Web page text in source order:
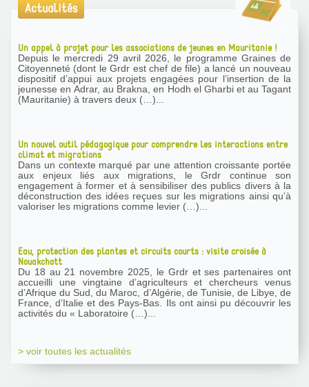
Actualités
Un appel à projet pour les associations de jeunes en Mauritanie !
Depuis le mercredi 29 avril 2026, le programme Graines de
Citoyenneté (dont le Grdr est chef de file) a lancé un nouveau
dispositif d’appui aux projets engagées pour l’insertion de la
jeunesse en Adrar, au Brakna, en Hodh el Gharbi et au Tagant
(Mauritanie) à travers deux (…)...
Un nouvel outil pédagogique pour comprendre les interactions entre
climat et migrations
Dans un contexte marqué par une attention croissante portée
aux enjeux liés aux migrations, le Grdr continue son
engagement à former et à sensibiliser des publics divers à la
déconstruction des idées reçues sur les migrations ainsi qu’à
valoriser les migrations comme levier (…)...
Eau, protection des plantes et circuits courts : visite croisée à
Nouakchott
Du 18 au 21 novembre 2025, le Grdr et ses partenaires ont
accueilli une vingtaine d’agriculteurs et chercheurs venus
d’Afrique du Sud, du Maroc, d’Algérie, de Tunisie, de Libye, de
France, d’Italie et des Pays-Bas. Ils ont ainsi pu découvrir les
activités du « Laboratoire (…)...
> voir toutes les actualités